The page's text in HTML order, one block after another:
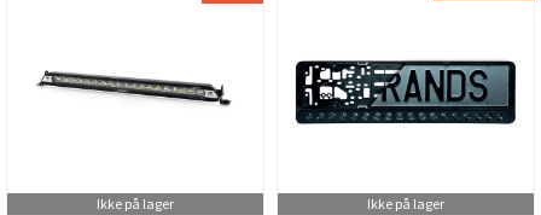
Ikke på lager Ikke på lager